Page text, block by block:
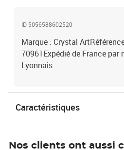
ID 5056588602520
Marque : Crystal
70961Expédié de France par
Lyonnais
Caractéristiques
Nos clients ont aussi